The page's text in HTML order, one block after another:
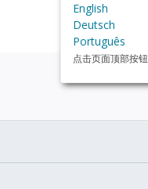
English
Deutsch
Português
点击页面顶部按